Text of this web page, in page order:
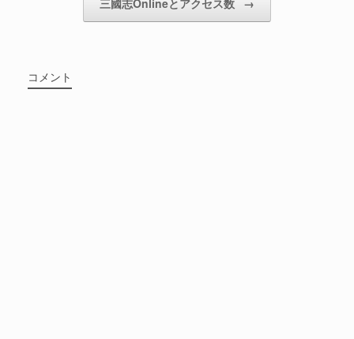
三國志Onlineとアクセス数 →
コメント